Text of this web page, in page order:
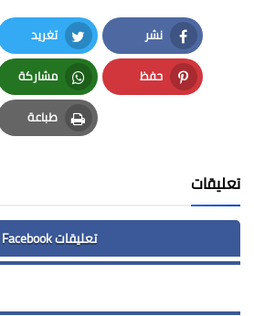
نشر
Facebook
تغريد
Twitter
حفظ
Pinterest
مشاركة
Whatsapp
طباعة
Print
تعليقات
تعليقات Facebook